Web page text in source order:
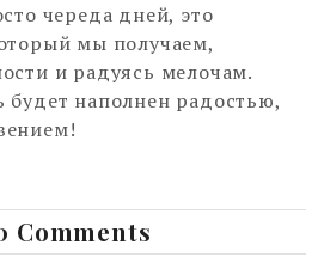
череда дней, это
мы получаем,
и радуясь мелочам.
наполнен радостью,
Comments